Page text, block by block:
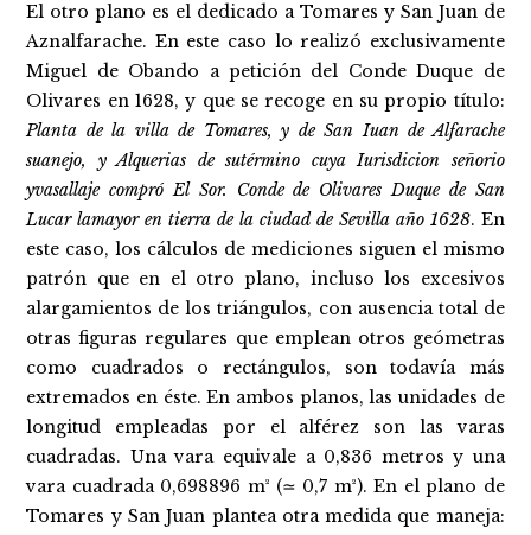
El otro plano es el dedicado a Tomares y San Juan de
Aznalfarache. En este caso lo realizó exclusivamente
Miguel de Obando a petición del Conde Duque de
Olivares en 1628, y que se recoge en su propio título:
Planta de la villa de Tomares, y de San Iuan de Alfarache
suanejo, y Alquerias de sutérmino cuya Iurisdicion señorio
yvasallaje compró El Sor. Conde de Olivares Duque de San
Lucar lamayor en tierra de la ciudad de Sevilla año 1628. En
este caso, los cálculos de mediciones siguen el mismo
patrón que en el otro plano, incluso los excesivos
alargamientos de los triángulos, con ausencia total de
otras figuras regulares que emplean otros geómetras
como cuadrados o rectángulos, son todavía más
extremados en éste. En ambos planos, las unidades de
longitud empleadas por el alférez son las varas
cuadradas. Una vara equivale a 0,836 metros y una
vara cuadrada 0,698896 m² (≃ 0,7 m²). En el plano de
Tomares y San Juan plantea otra medida que maneja: